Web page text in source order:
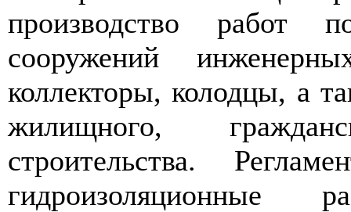
производство работ
сооружений
коллекторы, колодцы, а
жилищного,
строительства.
гидроизоляционные